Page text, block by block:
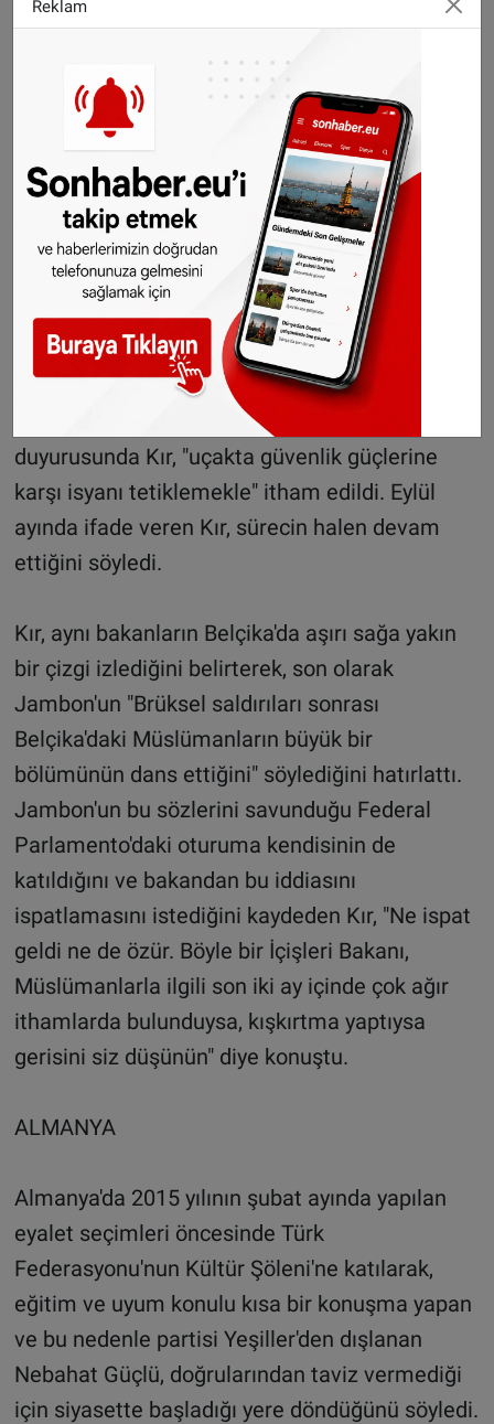
aldı.
Belçika'da hedefteki diğer bir isim de Brüksel
Saint-Josse Belediye Başkanı ve Federal
Milletvekili Emir Kır oldu. Kır hakkında, geçen
sene 12 Mayıs'ta sınır dışı edilmek üzere uçağa
bindirilen Nijeryalı bir kadına güvenlik
görevlilerinin yaptığı muameleye tepki
gösterdiği için suç duyurusunda bulunuldu.
Belçika İçişleri Bakanı Jan Jambon ve Göçten
Sorumlu Devlet Bakanı Theo Francken'in suç
duyurusunda Kır, "uçakta güvenlik güçlerine
karşı isyanı tetiklemekle" itham edildi. Eylül
ayında ifade veren Kır, sürecin halen devam
ettiğini söyledi.
Kır, aynı bakanların Belçika'da aşırı sağa yakın
bir çizgi izlediğini belirterek, son olarak
Jambon'un "Brüksel saldırıları sonrası
Belçika'daki Müslümanların büyük bir
bölümünün dans ettiğini" söylediğini hatırlattı.
Jambon'un bu sözlerini savunduğu Federal
Parlamento'daki oturuma kendisinin de
katıldığını ve bakandan bu iddiasını
ispatlamasını istediğini kaydeden Kır, "Ne ispat
geldi ne de özür. Böyle bir İçişleri Bakanı,
Müslümanlarla ilgili son iki ay içinde çok ağır
ithamlarda bulunduysa, kışkırtma yaptıysa
gerisini siz düşünün" diye konuştu.
ALMANYA
Almanya'da 2015 yılının şubat ayında yapılan
eyalet seçimleri öncesinde Türk
Federasyonu'nun Kültür Şöleni'ne katılarak,
eğitim ve uyum konulu kısa bir konuşma yapan
ve bu nedenle partisi Yeşiller'den dışlanan
Nebahat Güçlü, doğrularından taviz vermediği
için siyasette başladığı yere döndüğünü söyledi.
Reklam